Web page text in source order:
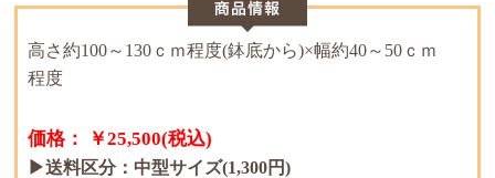
高さ約100～130ｃｍ程度(鉢底から)×幅約40～50ｃｍ
程度
価格： ￥25,500(税込)
▶送料区分：中型サイズ(1,300円)